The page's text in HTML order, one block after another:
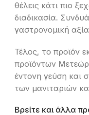
θέλεις κάτι πιο
διαδικασία.
γαστρονομική
Τέλος, το προϊόν
προϊόντων
έντονη γεύση και
των μανιταριών
Βρείτε και άλλα